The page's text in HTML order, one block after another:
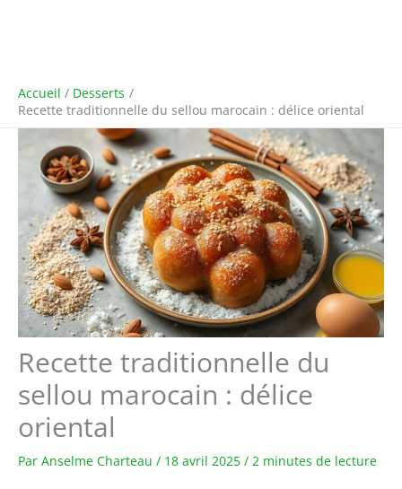
Accueil
Desserts
Recette traditionnelle du sellou marocain : délice oriental
Recette traditionnelle du
sellou marocain : délice
oriental
Par Anselme Charteau / 18 avril 2025 / 2 minutes de lecture